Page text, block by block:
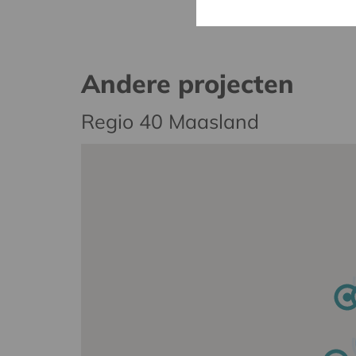
Andere projecten
Regio 40 Maasland